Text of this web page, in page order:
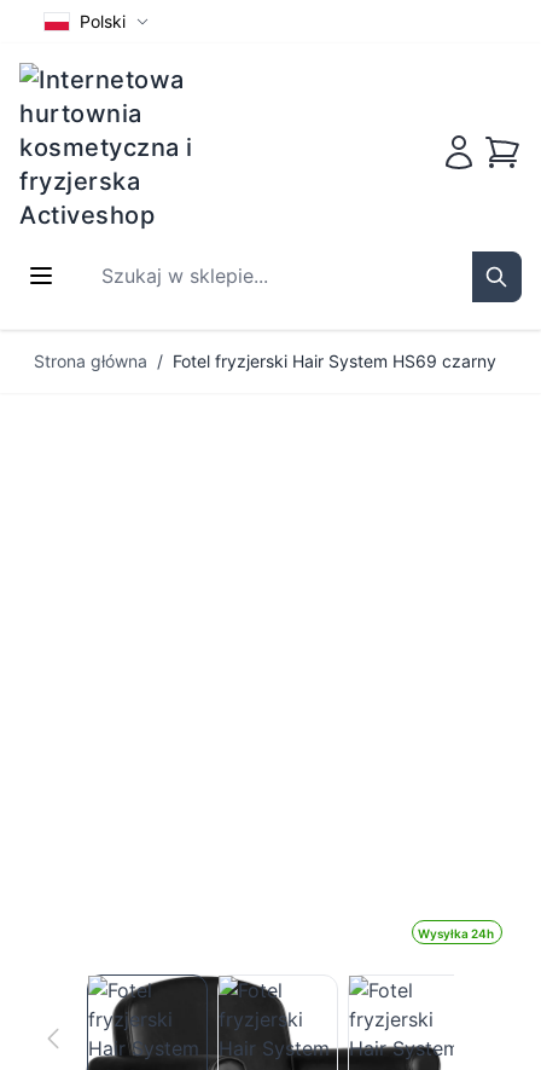
Polski
Szukaj w sklepie...
Strona główna / Fotel fryzjerski Hair System HS69 czarny
Wysyłka 24h